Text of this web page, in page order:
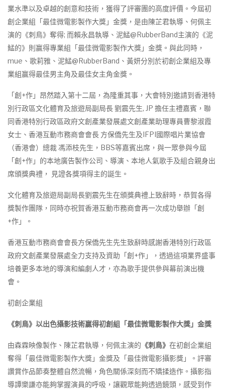
業水準以及卓越的創意和技術，獲得了評審團的高度評價。今屆初
創企業組「最佳微電影製作大獎」金獎，是由陳芷君執導、何佩主
演的《刺⿃》奪得; 而賴永昌執導、泥鯭@RubberBand主演的《泥
鯭的》則贏得專業組「最佳微電影製作大獎」金獎。與此同時，
mue、歌莉雅、泥鯭@RubberBand、黃妍分別於初創企業組及專
業組贏得最佳男主角及最佳女主角金獎。
「創+作」昂然踏入第十二屆，為隆重其事，大會特別邀請到香港特
別行政區文化體育及旅遊局副局長 劉震先生, JP 擔任主禮嘉賓，聯
同香港特別行政區政府文創產業發展處文創產業助理專員曹黎淑霞
女士、香港互動市務商會會長 方保僑先生及IFPI國際唱片業協會
（香港會）總裁 馮添枝先生，BBS等嘉賓出席，與一眾參與今屆
「創+作」的本地廣告製作公司、導演、本地人氣歌手及組合親身出
席頒獎典禮， 見證各獎項得主的誕生。
文化體育及旅遊局副局長劉震先生在頒獎典禮上致辭時，恭賀各得
獎製作團隊，同時亦祝賀香港互動市務商會再一次成功舉辦「創
+作」。
香港互動市務商會會長方保僑先生先生致辭時感謝香港特別行政區
政府文創產業發展處全力支持及資助「創+作」，透過這項業界盛事
培養更多本地的導演和編劇人才，亦為歌手提供參與幕前演出機
會。
初創企業組
《刺鳥》以出色攝影技術贏得初創組「最佳微電影製作大獎」金獎
由森霖映像製作、陳芷君執導，何佩主演的 《刺⿃》 在初創企業組
奪得「最佳微電影製作大獎」金獎及「最佳微電影攝影獎」。評審
讚賞作品節奏整體自然流暢，角色關係深刻而不矯揉造作。攝影指
導譚樂謙亦能夠掌握演員的呼吸，讓觀眾能夠透過鏡頭，感受到作